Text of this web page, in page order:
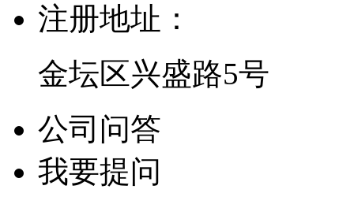
注册地址：
金坛区兴盛路5号
公司问答
我要提问